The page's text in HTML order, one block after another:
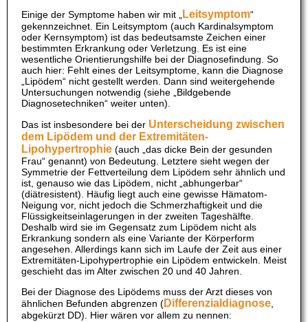
Einige der Symptome haben wir mit „
Leitsymptom“
gekennzeichnet. Ein Leitsymptom (auch Kardinalsymptom
oder Kernsymptom) ist das bedeutsamste Zeichen einer
bestimmten Erkrankung oder Verletzung. Es ist eine
wesentliche Orientierungshilfe bei der Diagnosefindung. So
auch hier: Fehlt eines der Leitsymptome, kann die Diagnose
„Lipödem“ nicht gestellt werden. Dann sind weitergehende
Untersuchungen notwendig (siehe „Bildgebende
Diagnosetechniken“ weiter unten).
Das ist insbesondere bei der Unterscheidung zwischen
dem Lipödem und der Extremitäten-
Lipohypertrophie (auch „das dicke Bein der gesunden
Frau“ genannt) von Bedeutung. Letztere sieht wegen der
Symmetrie der Fettverteilung dem Lipödem sehr ähnlich und
ist, genauso wie das Lipödem, nicht „abhungerbar“
(diätresistent). Häufig liegt auch eine gewisse Hämatom-
Neigung vor, nicht jedoch die Schmerzhaftigkeit und die
Flüssigkeitseinlagerungen in der zweiten Tageshälfte.
Deshalb wird sie im Gegensatz zum Lipödem nicht als
Erkrankung sondern als eine Variante der Körperform
angesehen. Allerdings kann sich im Laufe der Zeit aus einer
Extremitäten-Lipohypertrophie ein Lipödem entwickeln. Meist
geschieht das im Alter zwischen 20 und 40 Jahren.
Bei der Diagnose des Lipödems muss der Arzt dieses von
ähnlichen Befunden abgrenzen (Differenzialdiagnose
abgekürzt DD). Hier wären vor allem zu nennen: